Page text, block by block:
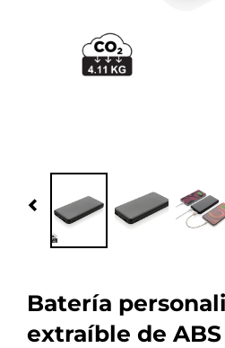
Fabricación
Previous
Batería
extraíble de